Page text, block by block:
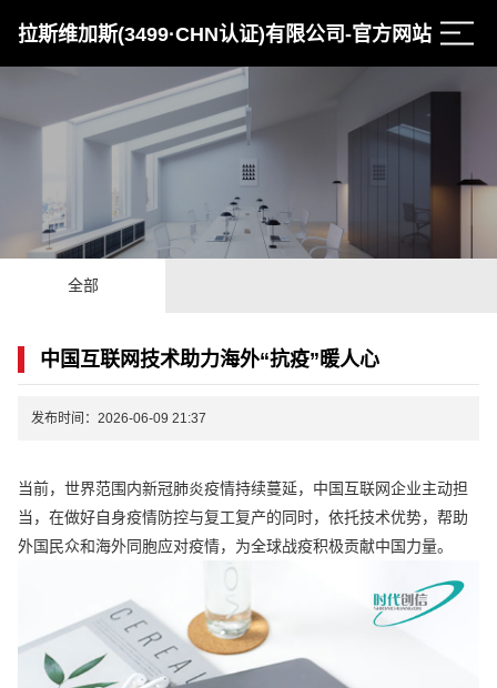
拉斯维加斯(3499·CHN认证)有限公司-官方网站
全部
中国互联网技术助力海外“抗疫”暖人心
发布时间：2026-06-09 21:37
当前，世界范围内新冠肺炎疫情持续蔓延，中国互联网企业主动担
当，在做好自身疫情防控与复工复产的同时，依托技术优势，帮助
外国民众和海外同胞应对疫情，为全球战疫积极贡献中国力量。